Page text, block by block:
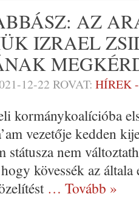
AZ
IZRAEL
12-22 ROVAT: HÍREK
kormánykoalícióba
vezetője kedden
státusza nem
kövessék az
… Tovább »